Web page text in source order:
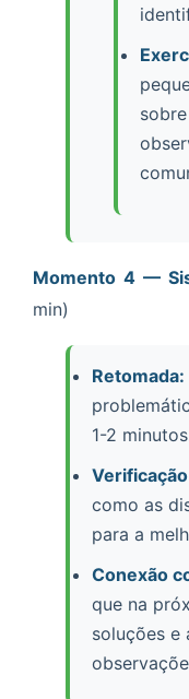
Momento 4 —
min)
Retomada:
1-2
como as
para a
Conexão
que na
soluções e